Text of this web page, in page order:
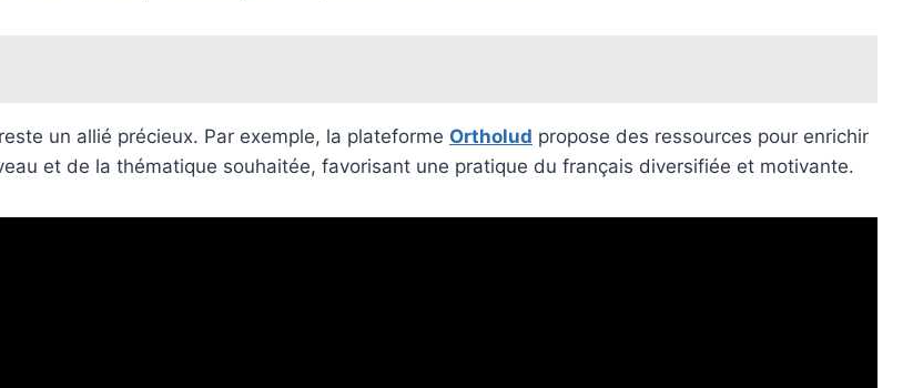
un allié précieux. Par exemple, la plateforme Ortholud propose des ressources pour enrichir
et de la thématique souhaitée, favorisant une pratique du français diversifiée et motivante.